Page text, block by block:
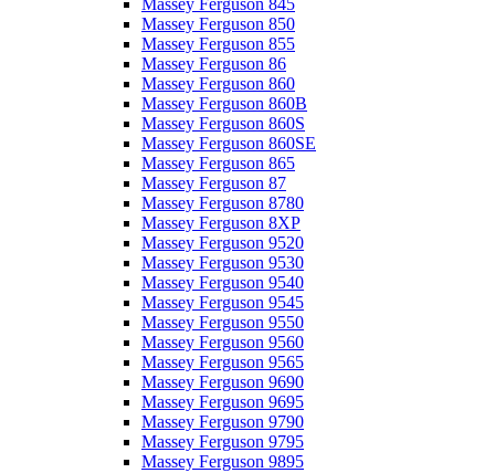
Massey Ferguson 845
Massey Ferguson 850
Massey Ferguson 855
Massey Ferguson 86
Massey Ferguson 860
Massey Ferguson 860B
Massey Ferguson 860S
Massey Ferguson 860SE
Massey Ferguson 865
Massey Ferguson 87
Massey Ferguson 8780
Massey Ferguson 8XP
Massey Ferguson 9520
Massey Ferguson 9530
Massey Ferguson 9540
Massey Ferguson 9545
Massey Ferguson 9550
Massey Ferguson 9560
Massey Ferguson 9565
Massey Ferguson 9690
Massey Ferguson 9695
Massey Ferguson 9790
Massey Ferguson 9795
Massey Ferguson 9895